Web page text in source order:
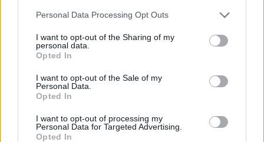
Personal Data Processing Opt Outs
I want to opt-out of the Sharing of my
personal data.
Opted In
I want to opt-out of the Sale of my
Personal Data.
Opted In
I want to opt-out of processing my
Personal Data for Targeted Advertising.
Opted In